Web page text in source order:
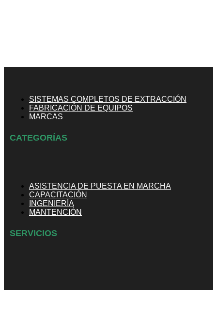
SISTEMAS COMPLETOS DE EXTRACCIÓN
FABRICACIÓN DE EQUIPOS
MARCAS
CATEGORÍAS
ASISTENCIA DE PUESTA EN MARCHA
CAPACITACIÓN
INGENIERÍA
MANTENCIÓN
SERVICIOS